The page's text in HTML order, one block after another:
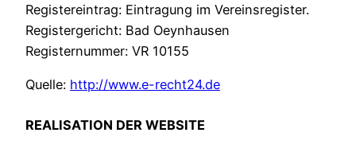
Registereintrag: Eintragung im Vereinsregister.
Registergericht: Bad Oeynhausen
Registernummer: VR 10155
Quelle: http://www.e-recht24.de
REALISATION DER WEBSITE